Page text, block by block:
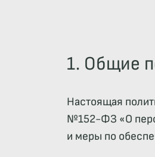
1. Общие
Настоящая
№152-ФЗ «О
и меры по